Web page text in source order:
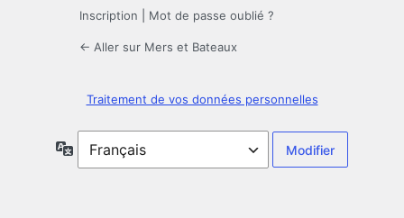
Inscription Mot de passe oublié ?
← Aller sur Mers et Bateaux
Traitement de vos données personnelles
Langue